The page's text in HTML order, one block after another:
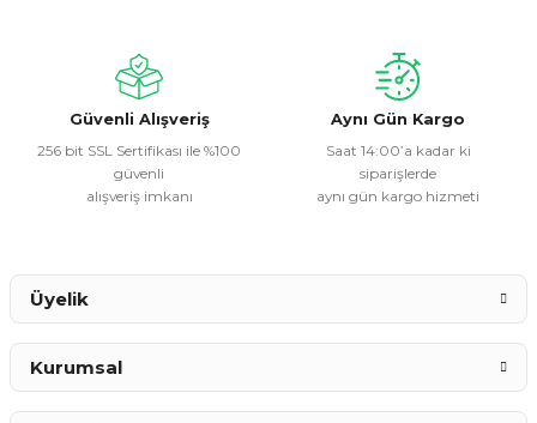
Ürün fiyatı diğer sitelerden daha pahalı.
Bu ürüne benzer farklı alternatifler olmalı.
Güvenli Alışveriş
256 bit SSL Sertifikası ile %100
güvenli
alışveriş imkanı
Aynı Gün Kargo
Saat 14:00’a kadar ki
siparişlerde
aynı gün kargo hizmeti
Üyelik
Kurumsal